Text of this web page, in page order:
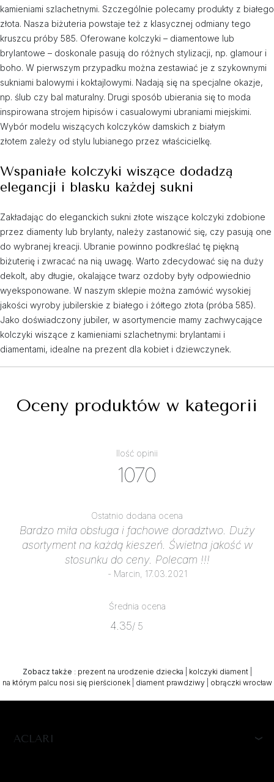
kamieniami szlachetnymi. Szczególnie polecamy produkty z białego
złota. Nasza biżuteria powstaje też z klasycznej odmiany tego
kruszcu próby 585. Oferowane kolczyki – diamentowe lub
brylantowe – doskonale pasują do różnych stylizacji, np. glamour i
boho. W pierwszym przypadku można zestawiać je z szykownymi
sukniami balowymi i koktajlowymi. Nadają się na specjalne okazje,
np. ślub czy bal maturalny. Drugi sposób ubierania się to moda
inspirowana strojem hipisów i casualowymi ubraniami miejskimi.
Wybór modelu wiszących kolczyków damskich z białym
złotem zależy od stylu lubianego przez właścicielkę.
Wspaniałe kolczyki wiszące dodadzą
elegancji i blasku każdej sukni
Zakładając do eleganckich sukni złote wiszące kolczyki zdobione
przez diamenty lub brylanty, należy zastanowić się, czy pasują one
do wybranej kreacji. Ubranie powinno podkreślać tę piękną
biżuterię i zwracać na nią uwagę. Warto zdecydować się na duży
dekolt, aby długie, okalające twarz ozdoby były odpowiednio
wyeksponowane. W naszym sklepie można zamówić wysokiej
jakości wyroby jubilerskie z białego i żółtego złota (próba 585).
Jako doświadczony jubiler, w asortymencie mamy zachwycające
kolczyki wiszące z kamieniami szlachetnymi: brylantami i
diamentami, idealne na prezent dla kobiet i dziewczynek.
Oceny produktów w kategorii
Ilość opinii
1070
Ostatnio dodana ocena
Bardzo miła obsługa i fachowe doradztwo. Duży
asortyment na każdą kieszeń. Świetna jakość w
stosunku do ceny. Polecam !!!
- Marcin, 17.03.2021
Średnia ocena
4.35/ 5
Zobacz także : prezent na urodzenie dziecka kolczyki diament|
na którym palcu nosi się pierścionek| diament prawdziwy| obrączki wrocław
ACLARI